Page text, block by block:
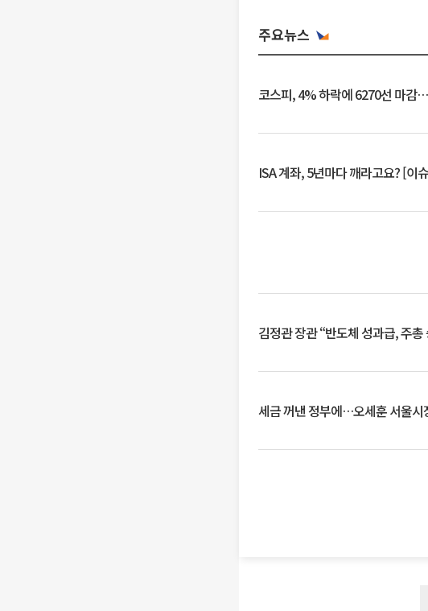
주요뉴스
코스피, 4% 하락에 6270선 마감
ISA 계좌, 5년마다 깨라고요? [이
김정관 장관 “반도체 성과급, 주
세금 꺼낸 정부에…오세훈 서울시